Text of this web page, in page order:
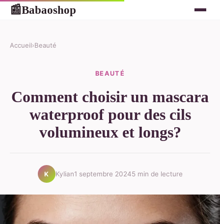
📰Babaoshop
Accueil›Beauté
BEAUTÉ
Comment choisir un mascara
waterproof pour des cils
volumineux et longs?
K Kylian1 septembre 20245 min de lecture